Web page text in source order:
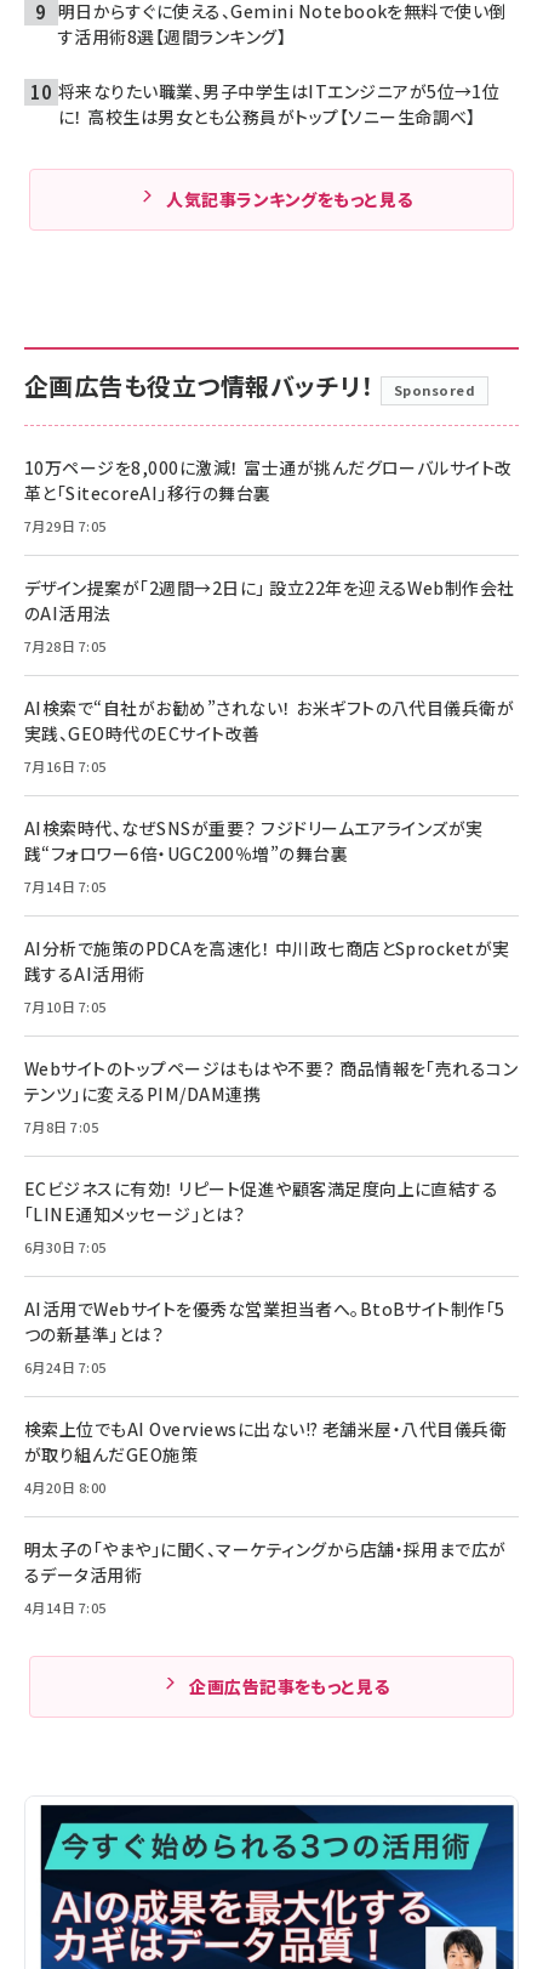
明日からすぐに使える、Gemini Notebookを無料で使い倒
す活用術8選【週間ランキング】
将来なりたい職業、男子中学生はITエンジニアが5位→1位
に！ 高校生は男女とも公務員がトップ【ソニー生命調べ】
人気記事ランキングをもっと見る
企画広告も役立つ情報バッチリ！ Sponsored
10万ページを8,000に激減！ 富士通が挑んだグローバルサイト改
革と「SitecoreAI」移行の舞台裏
7月29日 7:05
デザイン提案が「2週間→2日に」 設立22年を迎えるWeb制作会社
のAI活用法
7月28日 7:05
AI検索で“自社がお勧め”されない！ お米ギフトの八代目儀兵衛が
実践、GEO時代のECサイト改善
7月16日 7:05
AI検索時代、なぜSNSが重要？ フジドリームエアラインズが実
践“フォロワー6倍・UGC200％増”の舞台裏
7月14日 7:05
AI分析で施策のPDCAを高速化！ 中川政七商店とSprocketが実
践するAI活用術
7月10日 7:05
Webサイトのトップページはもはや不要？ 商品情報を「売れるコン
テンツ」に変えるPIM/DAM連携
7月8日 7:05
ECビジネスに有効！ リピート促進や顧客満足度向上に直結する
「LINE通知メッセージ」とは？
6月30日 7:05
AI活用でWebサイトを優秀な営業担当者へ。BtoBサイト制作「5
つの新基準」とは？
6月24日 7:05
検索上位でもAI Overviewsに出ない!? 老舗米屋・八代目儀兵衛
が取り組んだGEO施策
4月20日 8:00
明太子の「やまや」に聞く、マーケティングから店舗・採用まで広が
るデータ活用術
4月14日 7:05
企画広告記事をもっと見る